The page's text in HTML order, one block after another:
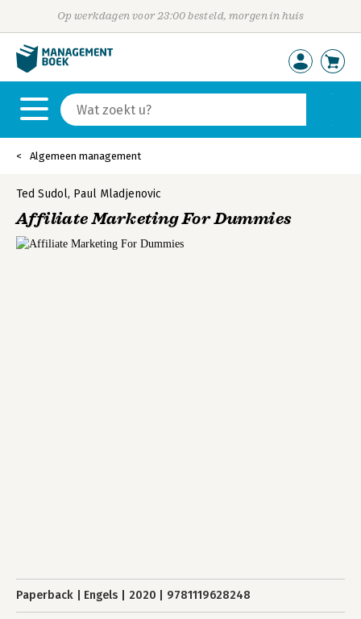
Op werkdagen voor 23:00 besteld, morgen in huis
Algemeen management
Ted Sudol, Paul Mladjenovic
Affiliate Marketing For Dummies
Paperback Engels 2020 9781119628248